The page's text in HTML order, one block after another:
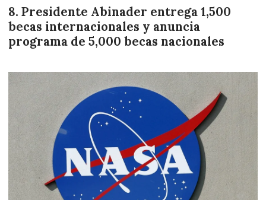
Presidente Abinader entrega 1,500
becas internacionales y anuncia
programa de 5,000 becas nacionales